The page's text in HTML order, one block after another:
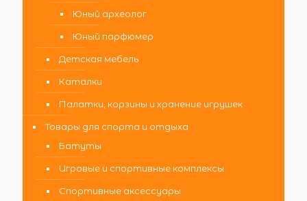
Юный археолог
Юный парфюмер
Детская мебель
Каталки
Палатки, корзины и хранение игрушек
Товары для спорта и отдыха
Батуты
Игровые и спортивные комплексы
Спортивные аксессуары